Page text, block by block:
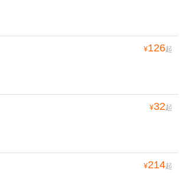
¥126起
¥32起
¥214起